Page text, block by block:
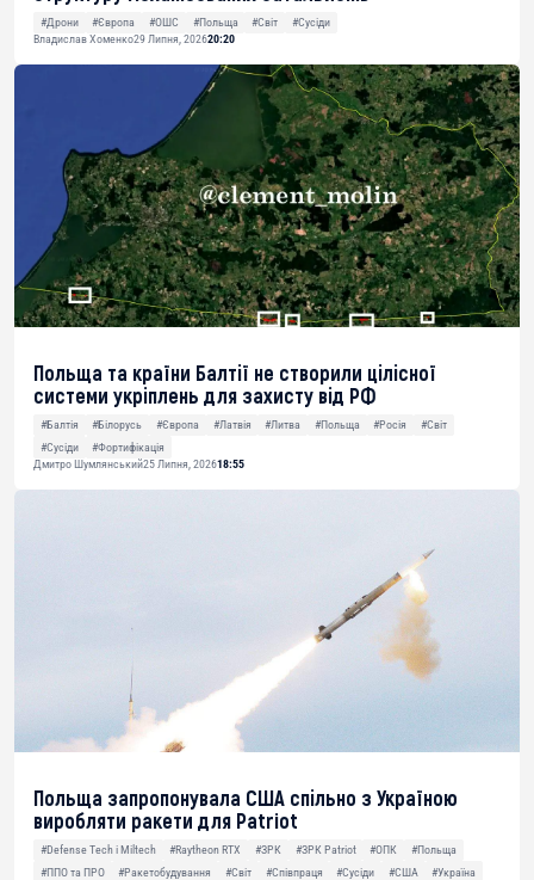
#Дрони #Європа #ОШС #Польща #Світ
#Сусіди
Владислав Хоменко29 Липня, 202620:20
Польща та країни Балтії не створили цілісної
системи укріплень для захисту від РФ
#Балтія #Білорусь #Європа #Латвія #Литва #Польща #Росія
#Світ
#Сусіди
#Фортифікація
Дмитро Шумлянський25 Липня, 202618:55
Польща запропонувала США спільно з Україною
виробляти ракети для Patriot
#Defense Tech і Miltech #Raytheon RTX #ЗРК #ЗРК Patriot #ОПК
#Польща
#ППО та ПРО
#Ракетобудування #Світ #Співпраця #Сусіди #США
#Україна